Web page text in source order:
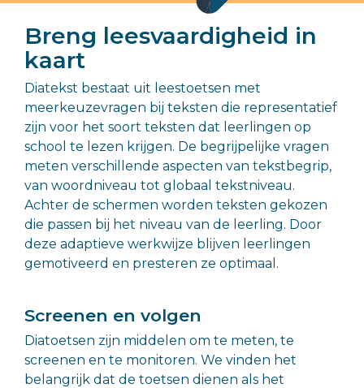
gezonde,
ontwikkeling
kind.
Breng leesvaardigheid in
kaart
Diatekst bestaat uit leestoetsen met
meerkeuzevragen bij teksten die representatief
zijn voor het soort teksten dat leerlingen op
school te lezen krijgen. De begrijpelijke vragen
meten verschillende aspecten van tekstbegrip,
van woordniveau tot globaal tekstniveau.
Achter de schermen worden teksten gekozen
die passen bij het niveau van de leerling. Door
deze adaptieve werkwijze blijven leerlingen
gemotiveerd en presteren ze optimaal.
Screenen en volgen
Diatoetsen zijn middelen om te meten, te
screenen en te monitoren. We vinden het
belangrijk dat de toetsen dienen als het